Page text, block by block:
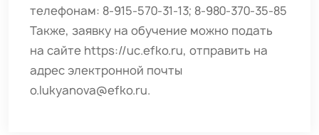
телефонам: 8-915-570-31-13; 8-980-370-35-85
Также, заявку на обучение можно подать
на сайте https://uc.efko.ru, отправить на
адрес электронной почты
o.lukyanova@efko.ru.